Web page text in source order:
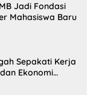
Jadi Fondasi
Mahasiswa Baru
Sepakati Kerja
Ekonomi